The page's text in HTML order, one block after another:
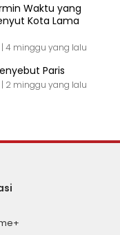
Waktu yang
Kota Lama
4 minggu yang lalu
Paris
2 minggu yang lalu